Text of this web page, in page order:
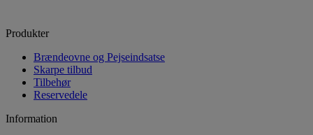
Produkter
Brændeovne og Pejseindsatse
Skarpe tilbud
Tilbehør
Reservedele
Information